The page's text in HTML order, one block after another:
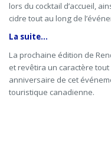
lors du cocktail d’accueil,
cidre tout au long de
La suite…
La prochaine édition de
et revêtira un caractère
anniversaire de cet
touristique canadienne.